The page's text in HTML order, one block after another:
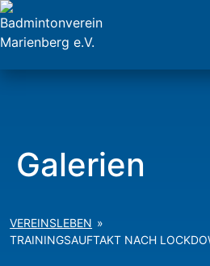
Galerien
VEREINSLEBEN »
TRAININGSAUFTAKT NACH